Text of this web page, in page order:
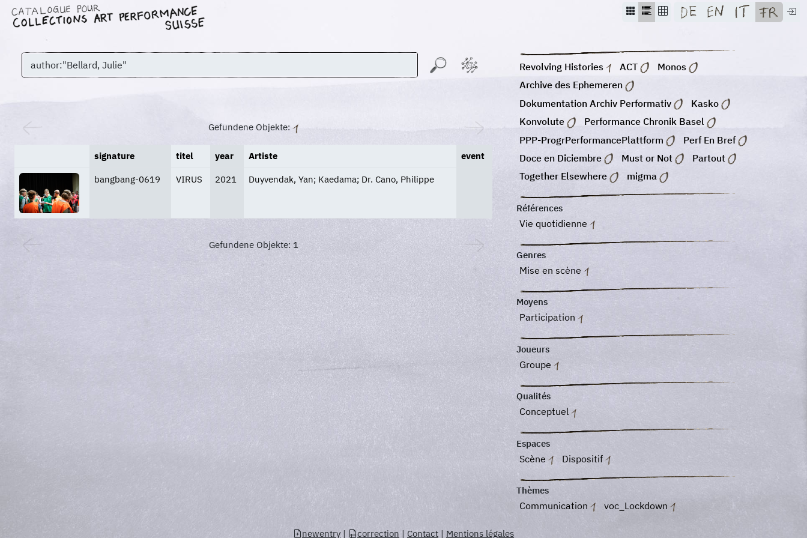
Gefundene Objekte:
signature titel year Artiste event
bangbang-0619 VIRUS 2021 Duyvendak, Yan; Kaedama; Dr. Cano, Philippe
Gefundene Objekte: 1
Revolving Histories ACT
Monos
Archive des Ephemeren
Dokumentation Archiv Performativ
Kasko
Konvolute
Performance Chronik Basel
PPP-ProgrPerformancePlattform
Perf En Bref
Doce en Diciembre
Must or Not
Partout
Together Elsewhere
migma
Références
Vie quotidienne
Genres
Mise en scène
Moyens
Participation
Joueurs
Groupe
Qualités
Conceptuel
Espaces
Scène Dispositif
Thèmes
Communication voc_Lockdown
newentry| correction | Contact | Mentions légales